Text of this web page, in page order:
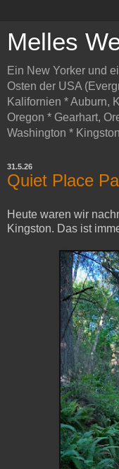
Melles
Ein New Yorker und
Osten der USA
Kalifornien * Auburn,
Oregon * Gearhart,
Washington *
31.5.26
Quiet Place
Heute waren wir
Kingston. Das ist